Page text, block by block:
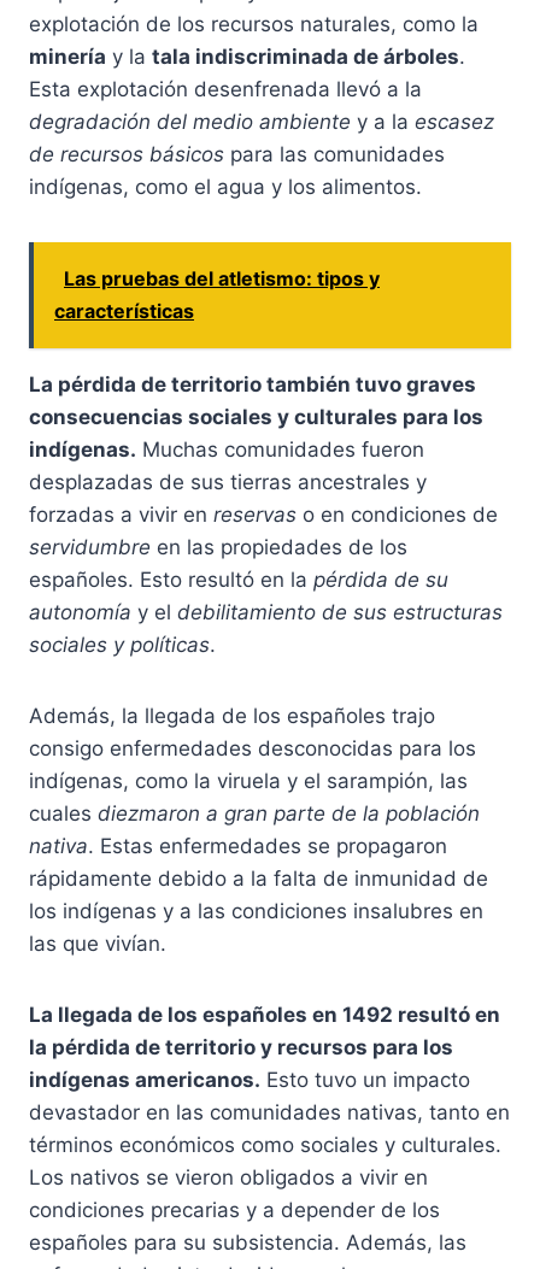
explotación de los recursos naturales, como la
minería y la tala indiscriminada de árboles.
Esta explotación desenfrenada llevó a la
degradación del medio ambiente y a la escasez
de recursos básicos para las comunidades
indígenas, como el agua y los alimentos.
Las pruebas del atletismo: tipos y
características
La pérdida de territorio también tuvo graves
consecuencias sociales y culturales para los
indígenas. Muchas comunidades fueron
desplazadas de sus tierras ancestrales y
forzadas a vivir en reservas o en condiciones de
servidumbre en las propiedades de los
españoles. Esto resultó en la pérdida de su
autonomía y el debilitamiento de sus estructuras
sociales y políticas.
Además, la llegada de los españoles trajo
consigo enfermedades desconocidas para los
indígenas, como la viruela y el sarampión, las
cuales diezmaron a gran parte de la población
nativa. Estas enfermedades se propagaron
rápidamente debido a la falta de inmunidad de
los indígenas y a las condiciones insalubres en
las que vivían.
La llegada de los españoles en 1492 resultó en
la pérdida de territorio y recursos para los
indígenas americanos. Esto tuvo un impacto
devastador en las comunidades nativas, tanto en
términos económicos como sociales y culturales.
Los nativos se vieron obligados a vivir en
condiciones precarias y a depender de los
españoles para su subsistencia. Además, las